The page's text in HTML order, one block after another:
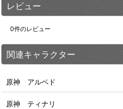
レビュー
0件のレビュー
関連キャラクター
原神 アルベド
原神 ティナリ